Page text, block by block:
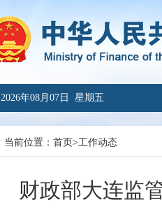
2026年08月07日 星期五
当前位置： 首页>工作动态
财政部大连监